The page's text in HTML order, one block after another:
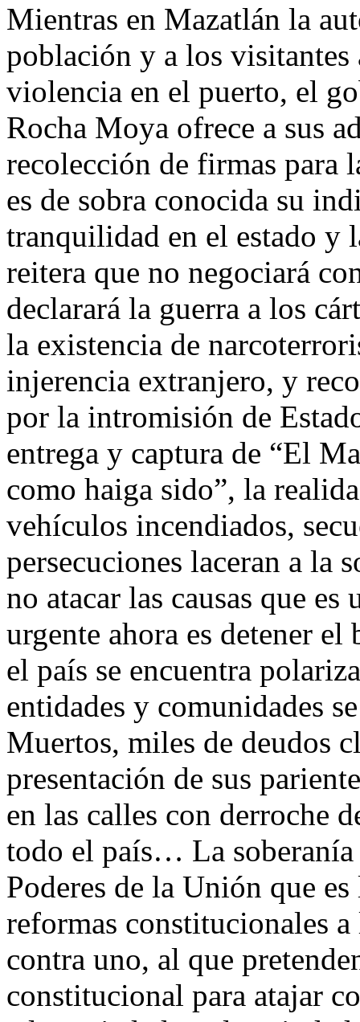
Mientras en Mazatlán la
población y a los visitantes
violencia en el puerto, el
Rocha Moya ofrece a sus
recolección de firmas para
es de sobra conocida su
tranquilidad en el estado y
reitera que no negociará
declarará la guerra a los
la existencia de
injerencia extranjero, y
por la intromisión de
entrega y captura de “El
como haiga sido”, la
vehículos incendiados,
persecuciones laceran a la
no atacar las causas que
urgente ahora es detener
el país se encuentra
entidades y comunidades
Muertos, miles de deudos
presentación de sus
en las calles con derroche
todo el país… La
Poderes de la Unión que
reformas constitucionales
contra uno, al que
constitucional para atajar